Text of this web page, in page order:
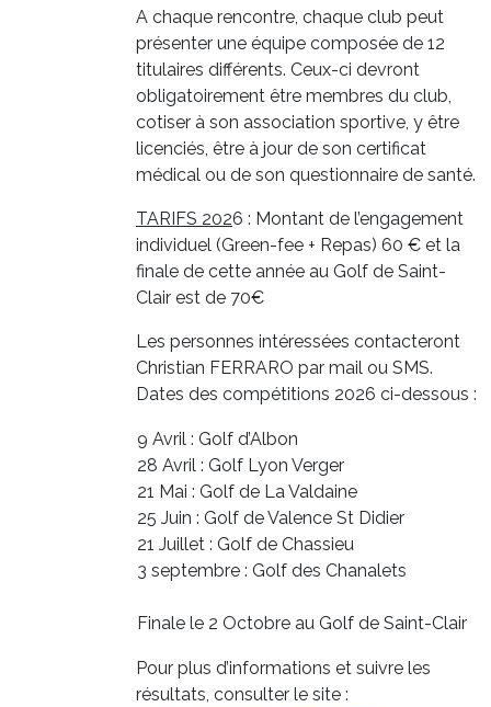
A chaque rencontre, chaque club peut
présenter une équipe composée de 12
titulaires différents. Ceux-ci devront
obligatoirement être membres du club,
cotiser à son association sportive, y être
licenciés, être à jour de son certificat
médical ou de son questionnaire de santé.
TARIFS 2026 : Montant de l’engagement
individuel (Green-fee + Repas) 60 € et la
finale de cette année au Golf de Saint-
Clair est de 70€
Les personnes intéressées contacteront
Christian FERRARO par mail ou SMS.
Dates des compétitions 2026 ci-dessous :
9 Avril : Golf d’Albon
28 Avril : Golf Lyon Verger
21 Mai : Golf de La Valdaine
25 Juin : Golf de Valence St Didier
21 Juillet : Golf de Chassieu
3 septembre : Golf des Chanalets
Finale le 2 Octobre au Golf de Saint-Clair
Pour plus d’informations et suivre les
résultats, consulter le site :